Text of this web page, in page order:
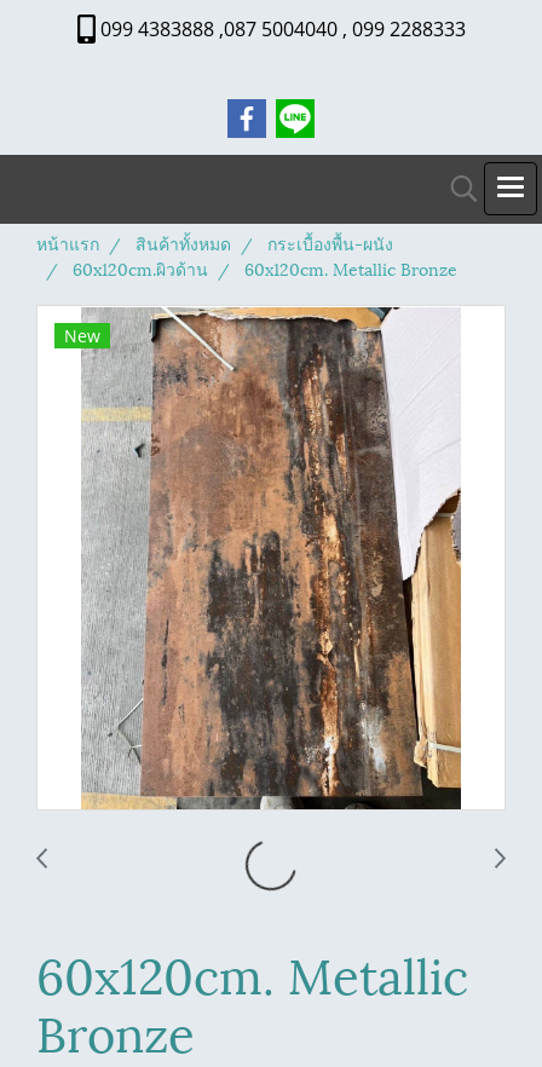
099 4383888 ,087 5004040 , 099 2288333
หน้าแรก สินค้าทั้งหมด
กระเบื้องพื้น-ผนัง
60x120cm.ผิวด้าน
60x120cm. Metallic Bronze
New
60x120cm. Metallic
Bronze